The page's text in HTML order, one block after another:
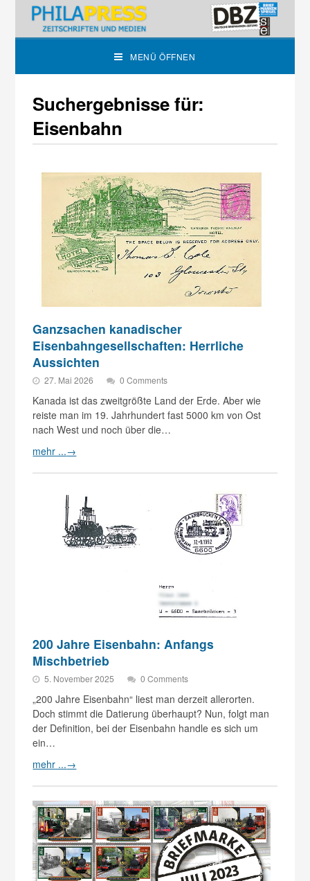
MENÜ ÖFFNEN
Suchergebnisse für:
Eisenbahn
Ganzsachen kanadischer
Eisenbahngesellschaften: Herrliche
Aussichten
27. Mai 2026 0 Comments
Kanada ist das zweitgrößte Land der Erde. Aber wie
reiste man im 19. Jahrhundert fast 5000 km von Ost
nach West und noch über die…
mehr ...→
200 Jahre Eisenbahn: Anfangs
Mischbetrieb
5. November 2025 0 Comments
„200 Jahre Eisenbahn“ liest man derzeit allerorten.
Doch stimmt die Datierung überhaupt? Nun, folgt man
der Definition, bei der Eisenbahn handle es sich um
ein…
mehr ...→